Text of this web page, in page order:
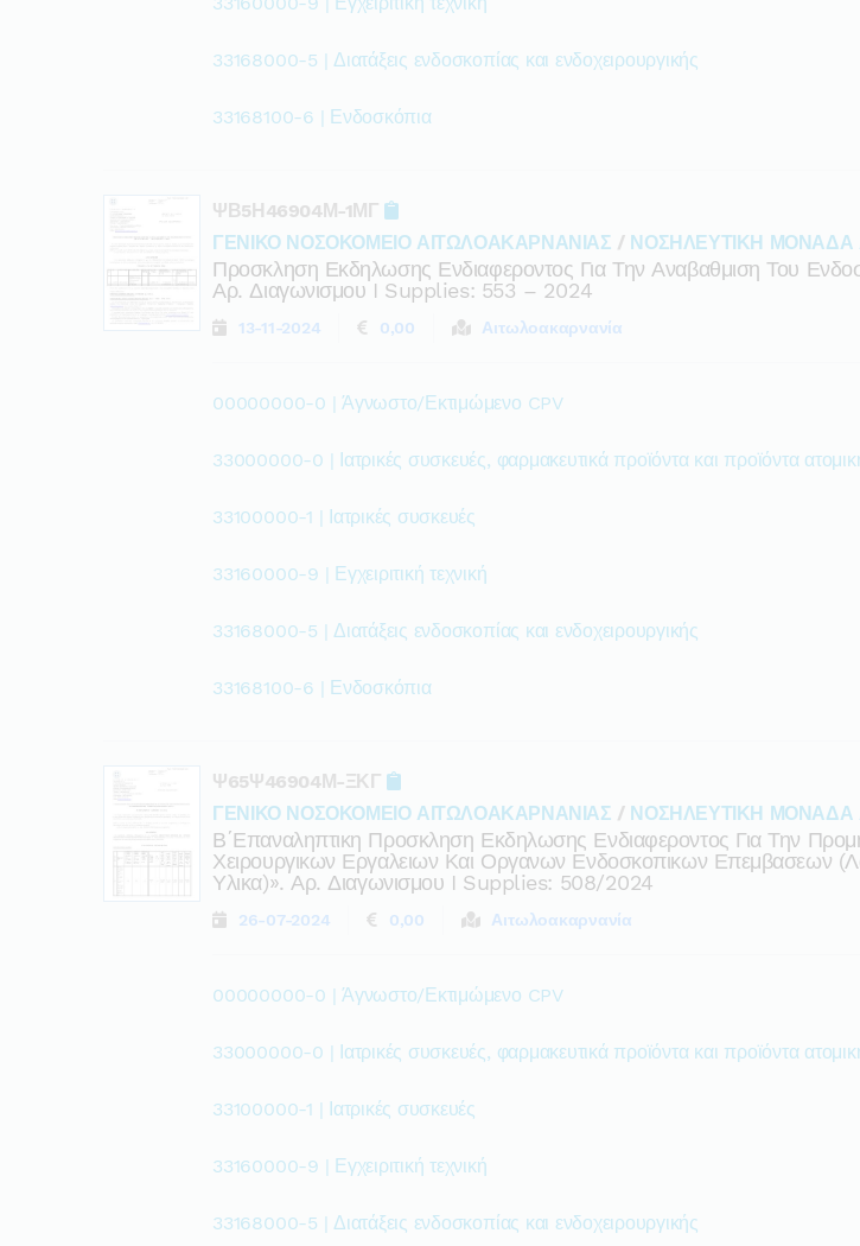
33168000-5 | Διατάξεις ενδοσκοπίας και ενδοχειρουργικής
33168100-6 | Ενδοσκόπια
ΨΒ5Η46904Μ-1ΜΓ
ΓΕΝΙΚΟ ΝΟΣΟΚΟΜΕΙΟ ΑΙΤΩΛΟΑΚΑΡΝΑΝΙΑΣ / ΝΟΣΗΛΕΥΤΙΚΗ ΜΟΝΑΔΑ
Προσκληση Εκδηλωσης Ενδιαφεροντος Για Την Αναβαθμιση Του
Αρ. Διαγωνισμου I Supplies: 553 – 2024
13-11-2024 0,00 Αιτωλοακαρνανία
00000000-0 | Άγνωστο/Εκτιμώμενο CPV
33000000-0 | Ιατρικές συσκευές, φαρμακευτικά προϊόντα και προϊόντα
33100000-1 | Ιατρικές συσκευές
33160000-9 | Εγχειριτική τεχνική
33168000-5 | Διατάξεις ενδοσκοπίας και ενδοχειρουργικής
33168100-6 | Ενδοσκόπια
Ψ65Ψ46904Μ-ΞΚΓ
ΓΕΝΙΚΟ ΝΟΣΟΚΟΜΕΙΟ ΑΙΤΩΛΟΑΚΑΡΝΑΝΙΑΣ / ΝΟΣΗΛΕΥΤΙΚΗ ΜΟΝΑΔΑ
Β΄επαναληπτικη Προσκληση Εκδηλωσης Ενδιαφεροντος Για Την
Χειρουργικων Εργαλειων Και Οργανων Ενδοσκοπικων Επεμβασεων
Υλικα)». Αρ. Διαγωνισμου I Supplies: 508/2024
26-07-2024 0,00 Αιτωλοακαρνανία
00000000-0 | Άγνωστο/Εκτιμώμενο CPV
33000000-0 | Ιατρικές συσκευές, φαρμακευτικά προϊόντα και προϊόντα
33100000-1 | Ιατρικές συσκευές
33160000-9 | Εγχειριτική τεχνική
33168000-5 | Διατάξεις ενδοσκοπίας και ενδοχειρουργικής